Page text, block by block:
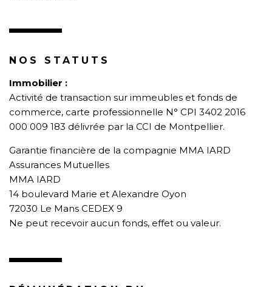
NOS STATUTS
Immobilier :
Activité de transaction sur immeubles et fonds de
commerce, carte professionnelle N° CPI 3402 2016
000 009 183 délivrée par la CCI de Montpellier.
Garantie financière de la compagnie MMA IARD
Assurances Mutuelles
MMA IARD
14 boulevard Marie et Alexandre Oyon
72030 Le Mans CEDEX 9
Ne peut recevoir aucun fonds, effet ou valeur.